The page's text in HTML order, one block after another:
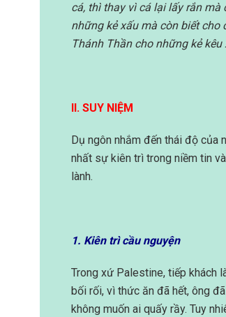
cá, thì thay vì cá lại lấy rắn mà
những kẻ xấu mà còn biết cho
Thánh Thần cho những kẻ kêu
II. SUY NIỆM
Dụ ngôn nhắm đến thái độ của
nhất sự kiên trì trong niềm tin
lành.
1. Kiên trì cầu nguyện
Trong xứ Palestine, tiếp khách
bối rối, vì thức ăn đã hết, ông
không muốn ai quấy rầy. Tuy